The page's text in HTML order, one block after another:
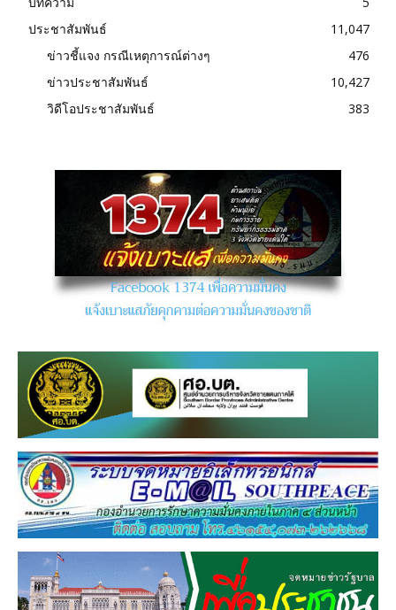
ประชาสัมพันธ์
11,047
ข่าวชี้แจง กรณีเหตุการณ์ต่างๆ
476
ข่าวประชาสัมพันธ์
10,427
วิดีโอประชาสัมพันธ์
383